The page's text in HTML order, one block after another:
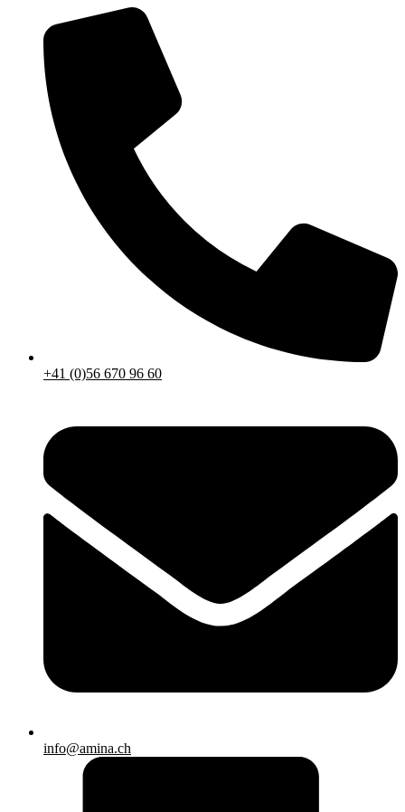
+41 (0)56 670 96 60
info@amina.ch